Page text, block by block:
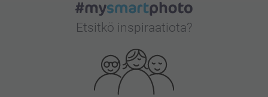
Etsitkö inspiraatiota?